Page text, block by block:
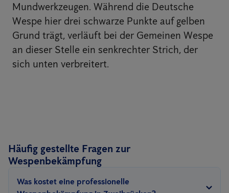
Mundwerkzeugen. Während die Deutsche
Wespe hier drei schwarze Punkte auf gelben
Grund trägt, verläuft bei der Gemeinen Wespe
an dieser Stelle ein senkrechter Strich, der
sich unten verbreitert.
Häufig gestellte Fragen zur
Wespenbekämpfung
Was kostet eine professionelle